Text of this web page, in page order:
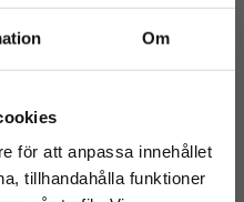
Om
för att anpassa innehållet
tillhandahålla funktioner
Nosskydd mesh för
Noskydd att använda på
tränset för att skydda
mulen, för hästar som är
känsliga för solens strålar.
Med kardborre mitt fram,
89kr